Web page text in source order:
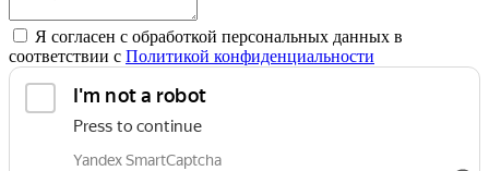
Я согласен с обработкой персональных данных в
соответствии с Политикой конфиденциальности